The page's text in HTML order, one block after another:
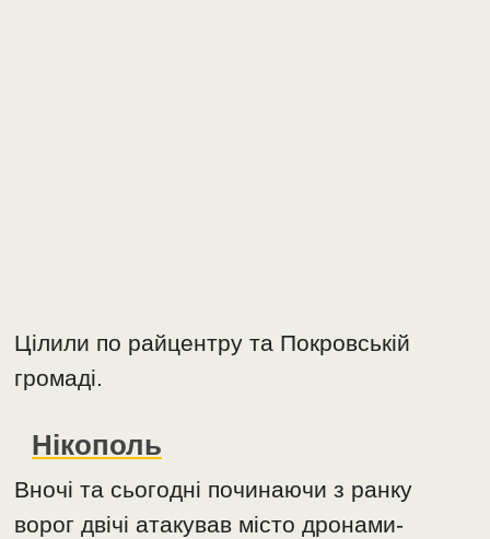
Цілили по райцентру та Покровській
громаді.
Нікополь
Вночі та сьогодні починаючи з ранку
ворог двічі атакував місто дронами-